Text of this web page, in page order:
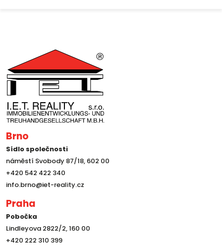
Brno
Sídlo společnosti
náměstí Svobody 87/18, 602 00
+420 542 422 340
info.brno@iet-reality.cz
Praha
Pobočka
Lindleyova 2822/2, 160 00
+420 222 310 399